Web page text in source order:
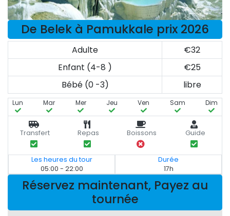
De Belek à Pamukkale prix 2026
Adulte
€32
Enfant (4-8 )
€25
Bébé (0 -3)
libre
Lun Mar Mer Jeu Ven Sam Dim
Transfert Repas Boissons Guide
Les heures du tour
05:00 - 22:00
Durée
17h
Réservez maintenant, Payez au
tournée